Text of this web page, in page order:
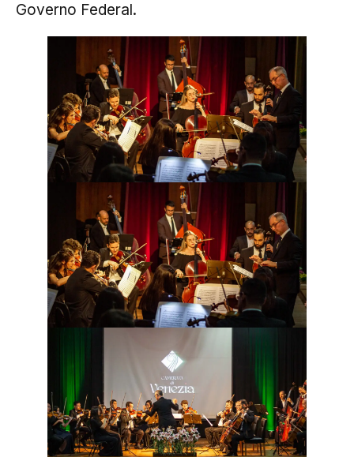
Governo Federal.